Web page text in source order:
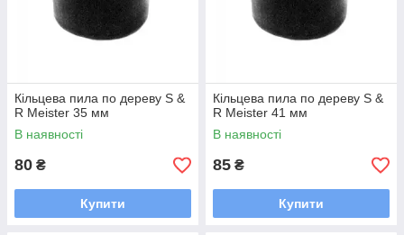
Кільцева пила по дереву S &
R Meister 35 мм
В наявності
80 ₴
Купити
Кільцева пила по дереву S &
R Meister 41 мм
В наявності
85 ₴
Купити